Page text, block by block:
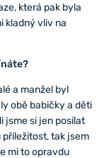
která pak byla
kladný vliv na
a manžel byl
obě babičky a děti
jsme si jen posílat
tak jsem
mi to opravdu